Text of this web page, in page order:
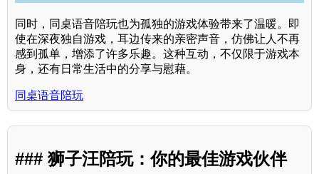
同时，同桌语音陪玩也为孤独的游戏体验带来了温暖。即
使在深夜独自游戏，耳边传来的亲密声音，仿佛让人不再
感到孤单，增添了许多乐趣。这种互动，不仅限于游戏本
身，还有日常生活中的分享与慰藉。
同桌语音陪玩
### 狮子汪陪玩：你的最佳游戏伙伴